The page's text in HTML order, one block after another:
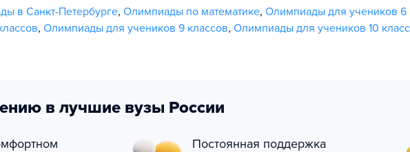
в Санкт-Петербурге, Олимпиады по математике, Олимпиады для учеников 6
, Олимпиады для учеников 9 классов, Олимпиады для учеников 10
в лучшие вузы России
Постоянная поддержка